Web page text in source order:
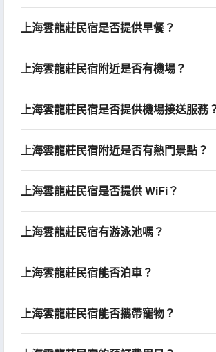
上海雲龍莊民宿是否提供早餐？
上海雲龍莊民宿附近是否有機場？
上海雲龍莊民宿是否提供機場接送服務
上海雲龍莊民宿附近是否有熱門景點？
上海雲龍莊民宿是否提供 WiFi？
上海雲龍莊民宿有游泳池嗎？
上海雲龍莊民宿能否泊車？
上海雲龍莊民宿能否攜帶寵物？